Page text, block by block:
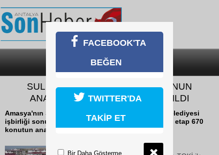
SON DAKİKA
SULUOVA’DA 670 TOKİ KONUTUNUN
ANAHTARLARININ TESLİMİ YAPILDI
Amasya'nın Suluova ilçesinde TOKİ ile Suluova Belediyesi
işbirliği sonucu Borsa Mahallesi'nde inşa edilen 3. etap 670
konutun anahtar teslim töreni yapıldı.
19 Ekim 2018 Cuma 18:28
FACEBOOK'TA
BEĞEN
TWITTER'DA
TAKİP ET
Bir Daha Gösterme